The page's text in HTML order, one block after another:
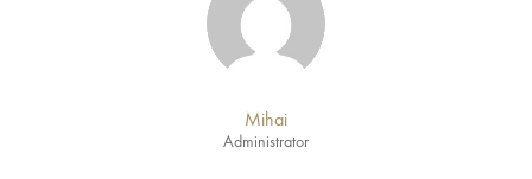
Mihai
Administrator